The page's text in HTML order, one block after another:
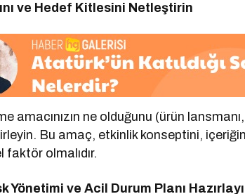
ve Hedef Kitlesini Netleştirin
amacınızın ne olduğunu (ürün
Bu amaç, etkinlik konseptini,
olmalıdır.
Yönetimi ve Acil Durum Planı